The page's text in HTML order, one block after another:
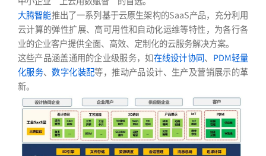
大腾智能推出了一系列基于云原生架构的SaaS产品，充分利用
云计算的弹性扩展、高可用性和自动化运维等特性，为各行各
业的企业客户提供全面、高效、定制化的云服务解决方案。
这些产品涵盖通用的企业级服务，如在线设计协同、 PDM轻量
化服务、数字化装配等，推动产品设计、生产及营销展示的革
新。